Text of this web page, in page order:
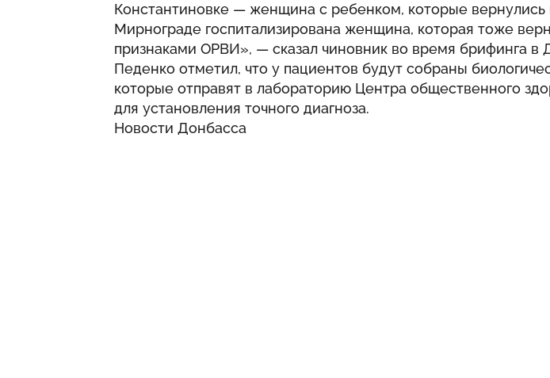
Константиновке — женщина с ребенком, которые вернулись
Мирнограде госпитализирована женщина, которая тоже
признаками ОРВИ», — сказал чиновник во время брифинга в
Педенко отметил, что у пациентов будут собраны
которые отправят в лабораторию Центра общественного
для установления точного диагноза.
Новости Донбасса